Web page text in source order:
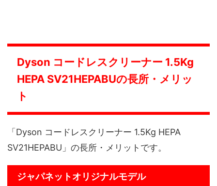
Dyson コードレスクリーナー 1.5Kg
HEPA SV21HEPABUの長所・メリッ
ト
「Dyson コードレスクリーナー 1.5Kg HEPA
SV21HEPABU」の長所・メリットです。
ジャパネットオリジナルモデル